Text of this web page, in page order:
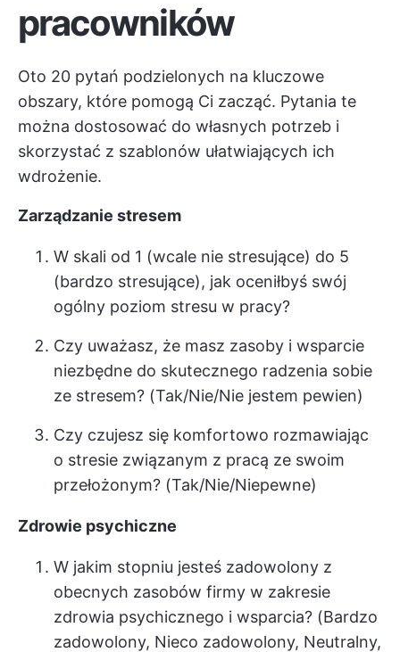
pracowników
Oto 20 pytań podzielonych na kluczowe
obszary, które pomogą Ci zacząć. Pytania te
można dostosować do własnych potrzeb i
skorzystać z szablonów ułatwiających ich
wdrożenie.
Zarządzanie stresem
W skali od 1 (wcale nie stresujące) do 5
(bardzo stresujące), jak oceniłbyś swój
ogólny poziom stresu w pracy?
Czy uważasz, że masz zasoby i wsparcie
niezbędne do skutecznego radzenia sobie
ze stresem? (Tak/Nie/Nie jestem pewien)
Czy czujesz się komfortowo rozmawiając
o stresie związanym z pracą ze swoim
przełożonym? (Tak/Nie/Niepewne)
Zdrowie psychiczne
W jakim stopniu jesteś zadowolony z
obecnych zasobów firmy w zakresie
zdrowia psychicznego i wsparcia? (Bardzo
zadowolony, Nieco zadowolony, Neutralny,